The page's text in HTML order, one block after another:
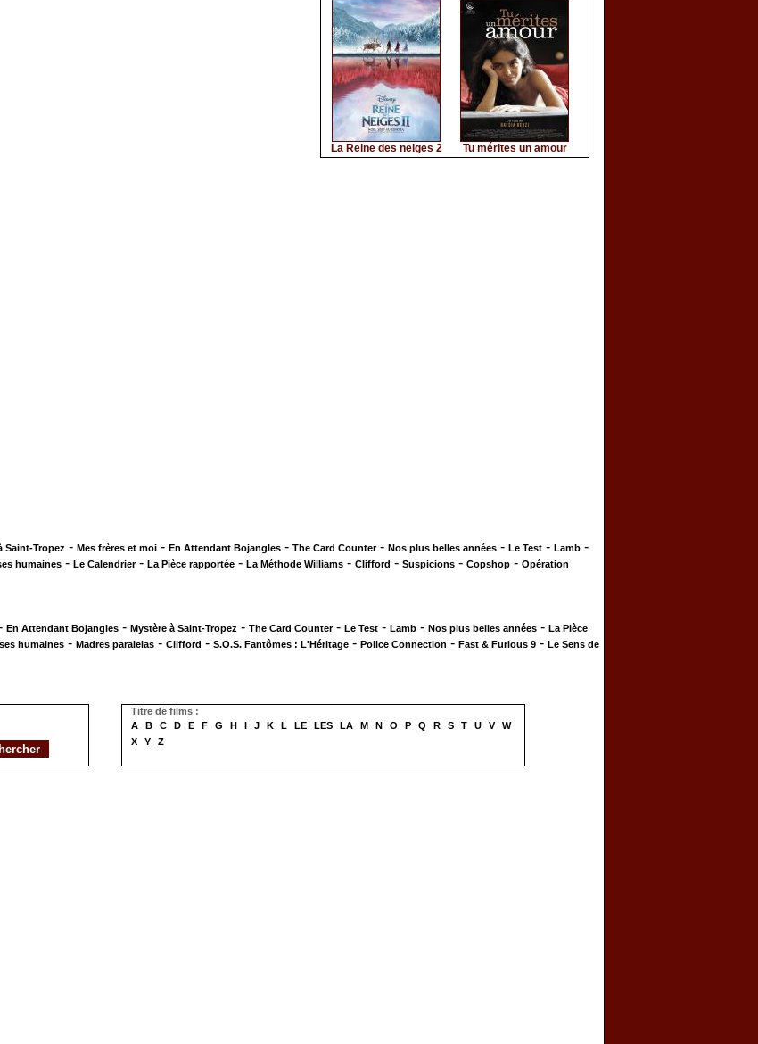
La Reine des neiges 2 Tu mérites un amour
Saint-Tropez - Mes frères et moi - En Attendant Bojangles - The Card Counter- Nos plus belles années - Le Test - Lamb -
humaines - Le Calendrier- La Pièce rapportée - La Méthode Williams - Clifford - Suspicions - Copshop - Opération
En Attendant Bojangles - Mystère à Saint-Tropez - The Card Counter- Le Test - Lamb - Nos plus belles années - La Pièce
humaines - Madres paralelas - Clifford - S.O.S. Fantômes : L'Héritage - Police Connection - Fast & Furious 9 - Le Sens de
Titre de films :
A
B C D E F G H I J K L LE LES LA M N O P Q R S T U V
W
X
Y Z